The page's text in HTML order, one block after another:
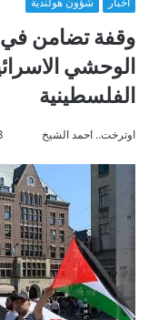
وقفة تضامن في
الوحشي
الفلسطينية
اوترخت.. احمد الشيخ
س
ل
ب
ر
ي
د
ا